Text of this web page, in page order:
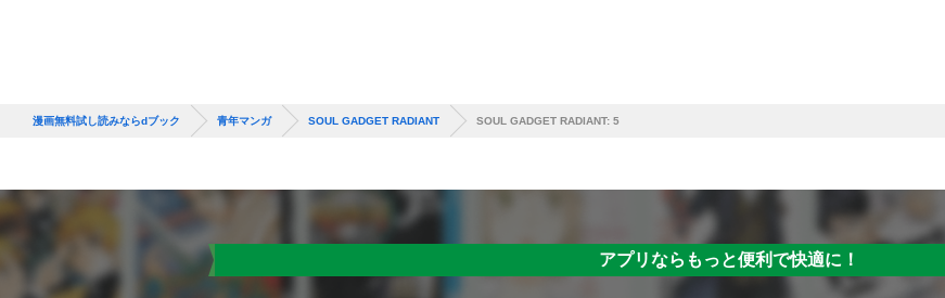
漫画無料試し読みならdブック 青年マンガ SOUL GADGET RADIANT SOUL GADGET RADIANT: 5
アプリならもっと便利で快適に！